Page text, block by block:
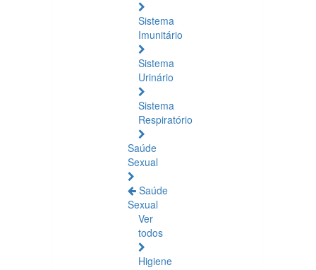
Sistema
Imunitário
Sistema
Urinário
Sistema
Respiratório
Saúde
Sexual
Saúde
Sexual
Ver
todos
Higiene